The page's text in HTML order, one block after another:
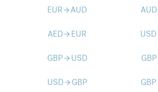
EURarrow_forwardAUD AUD
AEDarrow_forward EUR USD
GBParrow_forward USD GBP
USDarrow_forward GBP GBP